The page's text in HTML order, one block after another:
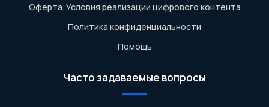
Оферта. Условия реализации цифрового контента
Политика конфиденциальности
Помощь
Часто задаваемые вопросы